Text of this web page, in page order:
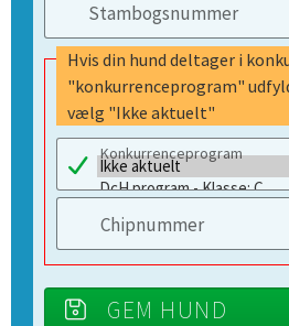
Stambogsnummer
Hvis din hund deltager i
"konkurrenceprogram"
vælg "Ikke aktuelt"
Konkurrenceprogram
Chipnummer
GEM HUND